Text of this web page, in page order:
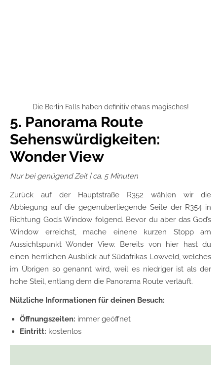
Die Berlin Falls haben definitiv etwas magisches!
5. Panorama Route
Sehenswürdigkeiten:
Wonder View
Nur bei genügend Zeit | ca. 5 Minuten
Zurück auf der Hauptstraße R352 wählen wir die
Abbiegung auf die gegenüberliegende Seite der R354 in
Richtung God’s Window folgend. Bevor du aber das God’s
Window erreichst, mache einene kurzen Stopp am
Aussichtspunkt Wonder View. Bereits von hier hast du
einen herrlichen Ausblick auf Südafrikas Lowveld, welches
im Übrigen so genannt wird, weil es niedriger ist als der
hohe Steil, entlang dem die Panorama Route verläuft.
Nützliche Informationen für deinen Besuch:
Öffnungszeiten: immer geöffnet
Eintritt: kostenlos